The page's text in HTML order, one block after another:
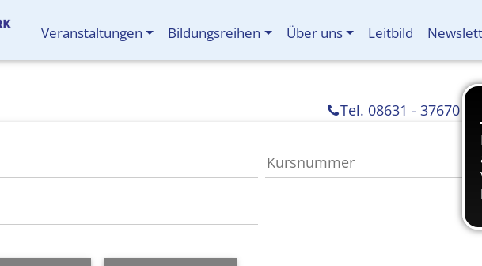
Veranstaltungen Bildungsreihen Über uns Leitbild
Tel. 08631 - 37670